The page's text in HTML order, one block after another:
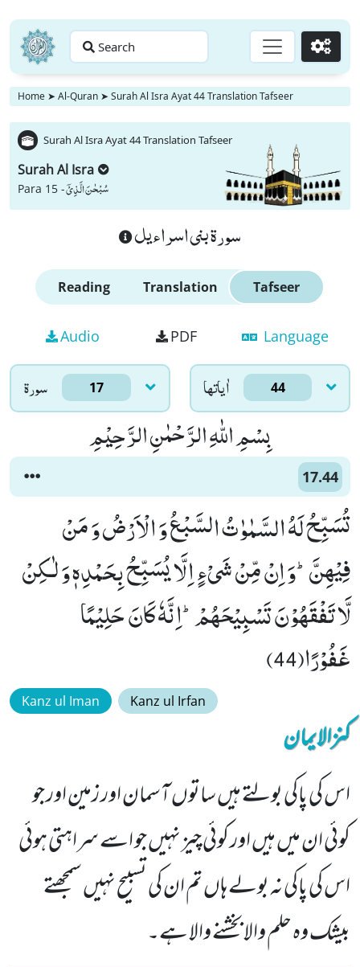
Search Go
Home ➤ Al-Quran ➤ Surah Al Isra Ayat 44 Translation Tafseer
Surah Al Isra Ayat 44 Translation Tafseer
Surah Al Isra
Para 15 -سُبْحٰنَ الَّذِیْۤ
سورة بنى اسراءيل
Reading Translation Tafseer
Audio PDF Language
سورۃ 17 اٰياتها 44
بِسْمِ اللّٰهِ الرَّحْمٰنِ الرَّحِیْمِ
17.44
تُسَبِّحُ لَهُ السَّمٰوٰتُ السَّبْعُ وَ الْاَرْضُ وَ مَنْ
فِیْهِنَّؕ-وَ اِنْ مِّنْ شَیْءٍ اِلَّا یُسَبِّحُ بِحَمْدِهٖ وَ لٰـكِنْ
لَّا تَفْقَهُوْنَ تَسْبِیْحَهُمْؕ-اِنَّهٗ كَانَ حَلِیْمًا
غَفُوْرًا(44)
Kanz ul Iman Kanz ul Irfan
کنزالایمان
اس کی پاکی بولتے ہیں ساتوں آسمان اور زمین اور جو
کوئی ان میں ہیں اور کوئی چیز نہیں جو اسے سراہتی ہوئی
اس کی پاکی نہ بولے ہاں تم ان کی تسبیح نہیں سمجھتے
بیشک وہ حلم والا بخشنے والا ہے۔